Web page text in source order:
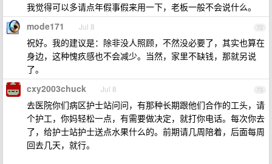
我觉得可以多请点年假事假来用一下，老板一般不会说什么。
72
mode171 Jul 8
祝好。我的建议是：除非没人照顾，不然没必要了，其实也算在
身边，这种愧疚感也不会减少。当然，家里不缺钱，那就另说
了。
73
cxy2003chuck Jul 8
去医院你们病区护士站问问，有那种长期跟他们合作的工头，请
个护工，你妈轻松一点，有需要做决定，就打你电话。每次你去
了，给护士站护士送点水果什么的。前期请几周陪着，后面每周
回去几天，就行。